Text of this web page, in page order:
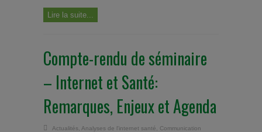
Lire la suite...
Compte-rendu de séminaire
– Internet et Santé:
Remarques, Enjeux et Agenda
Actualités Analyses de l'internet santé
Communication